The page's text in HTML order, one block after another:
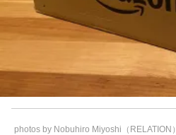
photos by Nobuhiro Miyoshi（RELATION）